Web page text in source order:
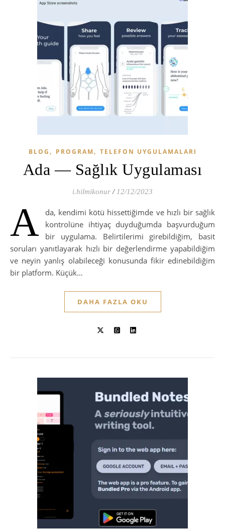
BLOG , PROGRAM, TELEFON UYGULAMALARI
Ada — Sağlık Uygulaması
i.hilmikonur / 12/12/2023
A
da, kendimi kötü hissettiğimde ve hızlı bir sağlık
kontrolüne ihtiyaç duyduğumda başvurduğum
bir uygulama. Belirtilerimi girebildiğim, basit
soruları yanıtlayarak hızlı bir değerlendirme yapabildiğim
ve neyin yanlış olabileceği konusunda fikir edinebildiğim
bir platform. Küçük…
DAHA FAZLA OKU